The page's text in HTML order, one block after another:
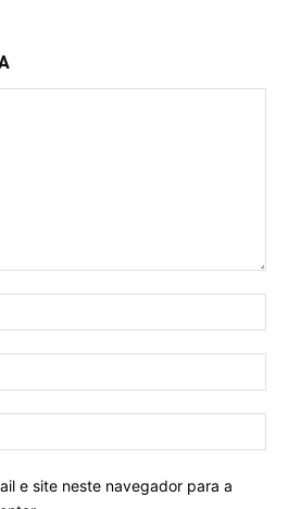
e site neste navegador para a